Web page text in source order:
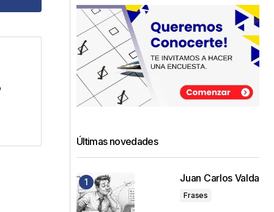
Últimas novedades
Juan Carlos Valda
Frases